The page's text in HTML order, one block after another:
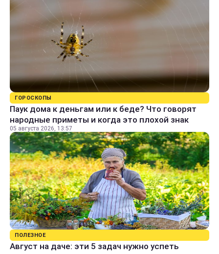
ГОРОСКОПЫ
Паук дома к деньгам или к беде? Что говорят
народные приметы и когда это плохой знак
05 августа 2026, 13:57
ПОЛЕЗНОЕ
Август на даче: эти 5 задач нужно успеть